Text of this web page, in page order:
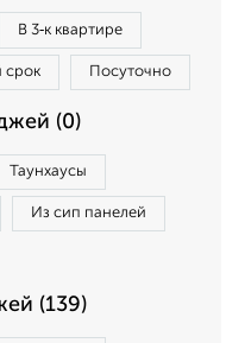
В 3‑к квартире
срок Посуточно
(0)
Таунхаусы
Из сип панелей
(139)